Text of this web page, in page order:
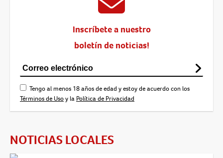
Inscríbete a nuestro
boletín de noticias!
Tengo al menos 18 años de edad y estoy de acuerdo con los
Términos de Usoy la Política de Privacidad
NOTICIAS LOCALES